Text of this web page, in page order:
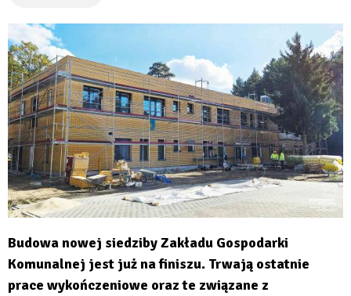
Budowa nowej siedziby Zakładu Gospodarki
Komunalnej jest już na finiszu. Trwają ostatnie
prace wykończeniowe oraz te związane z